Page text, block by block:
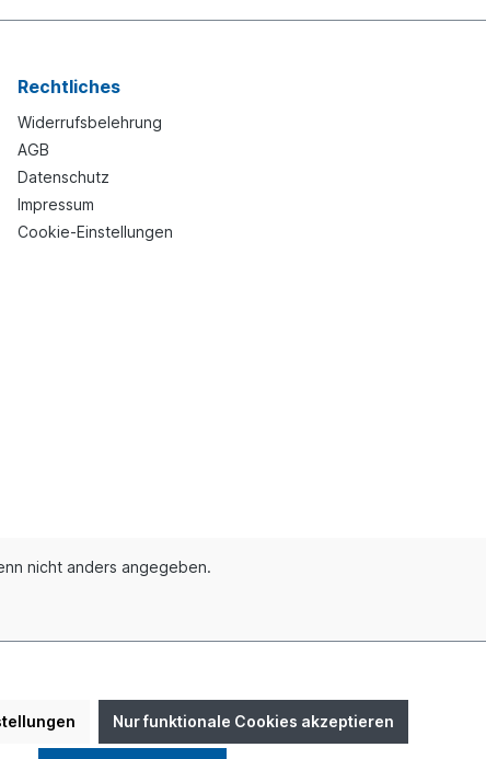
Rechtliches
Widerrufsbelehrung
AGB
Datenschutz
Impressum
Cookie-Einstellungen
nicht anders angegeben.
Nur funktionale Cookies akzeptieren